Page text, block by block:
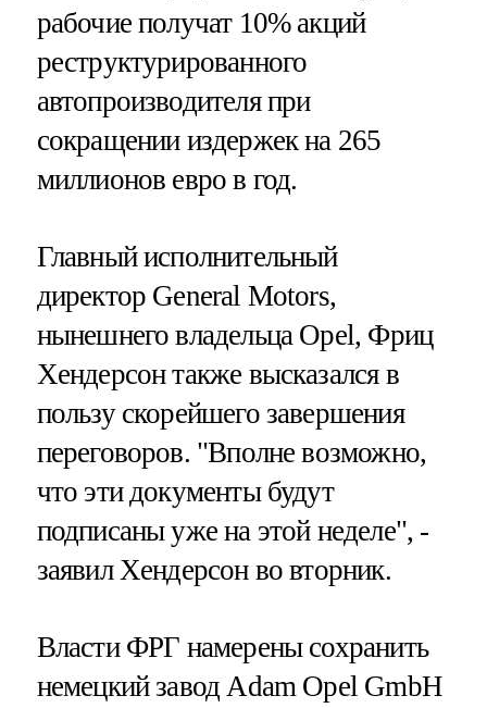
рабочие получат 10% акций
реструктурированного
автопроизводителя при
сокращении издержек на 265
миллионов евро в год.
Главный исполнительный
директор General Motors,
нынешнего владельца Opel, Фриц
Хендерсон также высказался в
пользу скорейшего завершения
переговоров. "Вполне возможно,
что эти документы будут
подписаны уже на этой неделе", -
заявил Хендерсон во вторник.
Власти ФРГ намерены сохранить
немецкий завод Adam Opel GmbH